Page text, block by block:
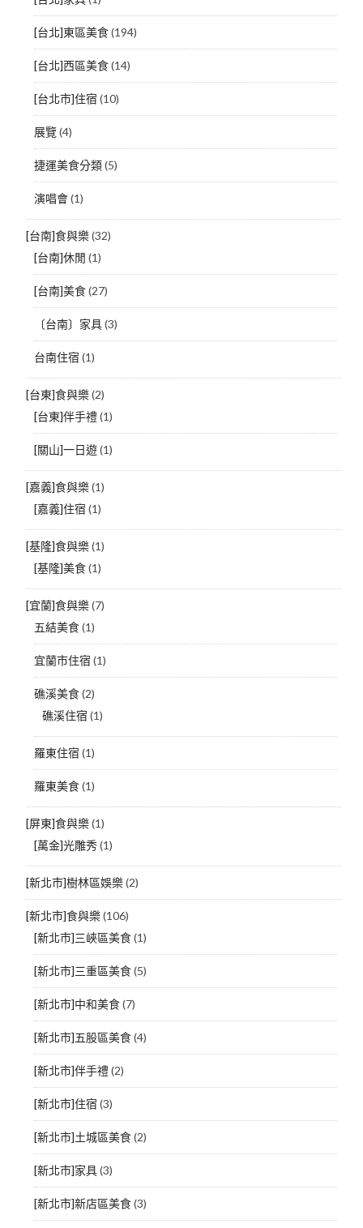
[台北]東區美食(194)
[台北]西區美食(14)
[台北市]住宿 (10)
展覽(4)
捷運美食分類(5)
演唱會(1)
[台南]食與樂(32)
[台南]休閒 (1)
[台南]美食(27)
〔台南〕家具(3)
台南住宿 (1)
[台東]食與樂(2)
[台東]伴手禮(1)
[關山]一日遊(1)
[嘉義]食與樂(1)
[嘉義]住宿 (1)
[基隆]食與樂(1)
[基隆]美食(1)
[宜蘭]食與樂(7)
五結美食(1)
宜蘭市住宿 (1)
礁溪美食(2)
礁溪住宿 (1)
羅東住宿 (1)
羅東美食(1)
[屏東]食與樂(1)
[萬金]光雕秀(1)
[新北市]樹林區娛樂(2)
[新北市]食與樂(106)
[新北市]三峽區美食(1)
[新北市]三重區美食(5)
[新北市]中和美食(7)
[新北市]五股區美食(4)
[新北市]伴手禮(2)
[新北市]住宿 (3)
[新北市]土城區美食(2)
[新北市]家具(3)
[新北市]新店區美食(3)